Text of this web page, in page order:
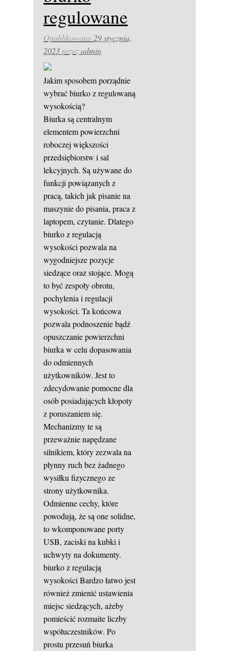
regulowane
Opublikowano29 stycznia,
2023przezadmin
Jakim sposobem porządnie
wybrać biurko z regulowaną
wysokością?
Biurka są centralnym
elementem powierzchni
roboczej większości
przedsiębiorstw i sal
lekcyjnych. Są używane do
funkcji powiązanych z
pracą, takich jak pisanie na
maszynie do pisania, praca z
laptopem, czytanie. Dlatego
biurko z regulacją
wysokości pozwala na
wygodniejsze pozycje
siedzące oraz stojące. Mogą
to być zespoły obrotu,
pochylenia i regulacji
wysokości. Ta końcowa
pozwala podnoszenie bądź
opuszczanie powierzchni
biurka w celu dopasowania
do odmiennych
użytkowników. Jest to
zdecydowanie pomocne dla
osób posiadających kłopoty
z poruszaniem się.
Mechanizmy te są
przeważnie napędzane
silnikiem, który zezwala na
płynny ruch bez żadnego
wysiłku fizycznego ze
strony użytkownika.
Odmienne cechy, które
powodują, że są one solidne,
to wkomponowane porty
USB, zaciski na kubki i
uchwyty na dokumenty.
biurko z regulacją
wysokościBardzo łatwo jest
również zmienić ustawienia
miejsc siedzących, ażeby
pomieścić rozmaite liczby
współuczestników. Po
prostu przesuń biurka